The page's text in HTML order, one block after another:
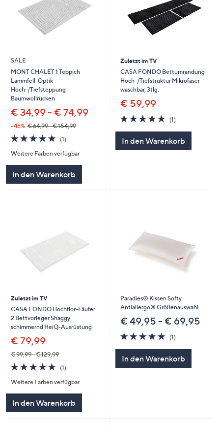
SALE
MONT CHALET 1 Teppich
Lammfell-Optik
Hoch-/Tiefsteppung
Baumwollrücken
€ 34,99 - € 74,99
--46% € 64,99 - € 154,99
5.0
von
5
(1)1
Weitere Farben verfügbar
In den Warenkorb
Zuletzt im TV
CASA FONDO Bettumrandung
Hoch-/Tiefstruktur Mikrofaser
waschbar, 3tlg.
€ 59,99
5.0
von
(1)1
In den Warenkorb
Zuletzt im TV
CASA FONDO Hochflor-Läufer
2 Bettvorleger Shaggy
schimmernd HeiQ-Ausrüstung
€ 79,99
€ 99,99 - € 129,99
5.0
von
5
(1)
Weitere Farben verfügbar
In den Warenkorb
Paradies® Kissen Softy
Antiallergo® Größenauswahl
€ 49,95 - € 69,95
5.0
von
(1)1
In den Warenkorb